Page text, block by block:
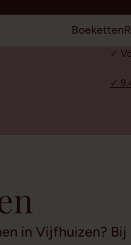
Boeketten
✓
✓
in Vijfhuizen? Bij